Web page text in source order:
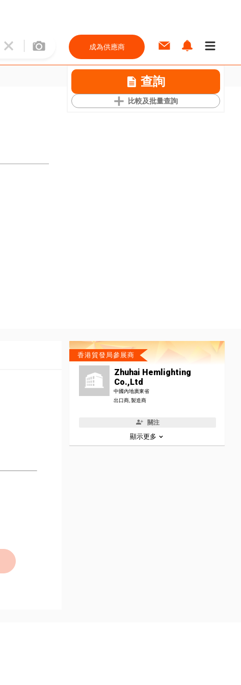
成為供應商
查詢
比較及批量查詢
香港貿發局參展商
Zhuhai Hemlighting
Co.,Ltd
中國內地廣東省
出口商, 製造商
關注
顯示更多